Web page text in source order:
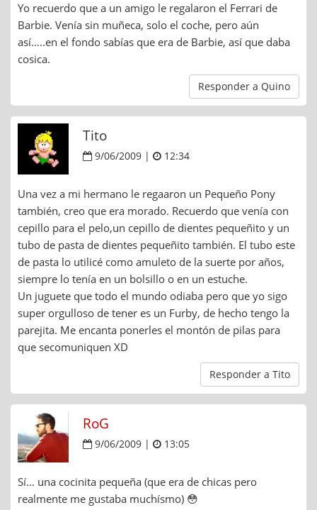
Yo recuerdo que a un amigo le regalaron el Ferrari de
Barbie. Venía sin muñeca, solo el coche, pero aún
así…..en el fondo sabías que era de Barbie, así que daba
cosica.
Responder a Quino
Tito
9/06/2009 | 12:34
Una vez a mi hermano le regaaron un Pequeño Pony
también, creo que era morado. Recuerdo que venía con
cepillo para el pelo,un cepillo de dientes pequeñito y un
tubo de pasta de dientes pequeñito también. El tubo este
de pasta lo utilicé como amuleto de la suerte por años,
siempre lo tenía en un bolsillo o en un estuche.
Un juguete que todo el mundo odiaba pero que yo sigo
super orgulloso de tener es un Furby, de hecho tengo la
parejita. Me encanta ponerles el montón de pilas para
que secomuniquen XD
Responder a Tito
RoG
9/06/2009 | 13:05
Sí… una cocinita pequeña (que era de chicas pero
realmente me gustaba muchísmo) 😳